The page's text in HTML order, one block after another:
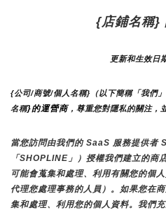
{店鋪名稱}
更新和生效日
{公司/商號/個人名稱}（以下簡稱「我們
名稱}的運營商，尊重您對隱私的關注，
當您訪問由我們的 SaaS 服務提供者
「SHOPLINE」）授權我們建立的商
可能會蒐集和處理、利用有關您的個
代理您處理事務的人員）。如果您在
集和處理、利用您的個人資料。我們